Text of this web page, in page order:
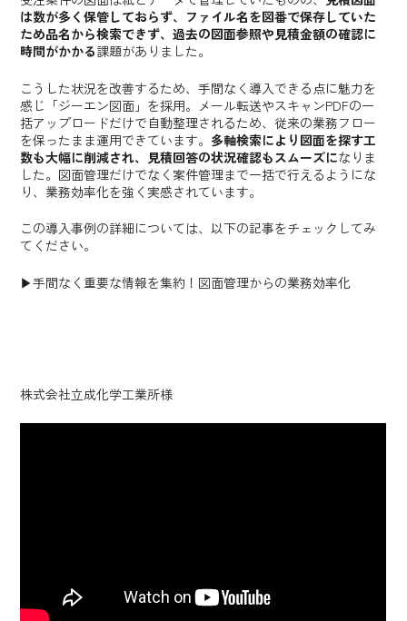
は数が多く保管しておらず、ファイル名を図番で保存していた
ため品名から検索できず、過去の図面参照や見積金額の確認に
時間がかかる課題がありました。
こうした状況を改善するため、手間なく導入できる点に魅力を
感じ「ジーエン図面」を採用。メール転送やスキャンPDFの一
括アップロードだけで自動整理されるため、従来の業務フロー
を保ったまま運用できています。 多軸検索により図面を探す工
数も大幅に削減され、見積回答の状況確認もスムーズになりま
した。図面管理だけでなく案件管理まで一括で行えるようにな
り、業務効率化を強く実感されています。
この導入事例の詳細については、以下の記事をチェックしてみ
てください。
▶︎手間なく重要な情報を集約！図面管理からの業務効率化
株式会社立成化学工業所様